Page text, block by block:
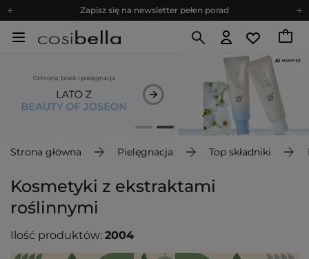
Bezpłatne konsultacje kosmetologiczne
Z nami to możliwe! Realizacja zamówienia do 24h.
Zapisz się na newsletter pełen porad
Bezpłatne konsultacje kosmetologiczne
Z nami to możliwe! Realizacja zamówienia do 24h.
Poleć nas i zyskaj jeszcze więcej punktów
Zapisz się na newsletter pełen porad
Strona główna Pielęgnacja Top składniki
Kosmetyki z ekstraktami
roślinnymi
Ilość produktów: 2004